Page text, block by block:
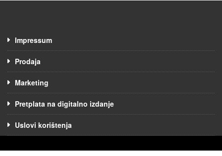
Impressum
Prodaja
Marketing
Pretplata na digitalno izdanje
Uslovi korištenja